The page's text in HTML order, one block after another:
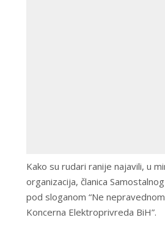
Kako su rudari ranije najavili, u
organizacija, članica
pod sloganom “Ne
Koncerna Elektroprivreda BiH”.